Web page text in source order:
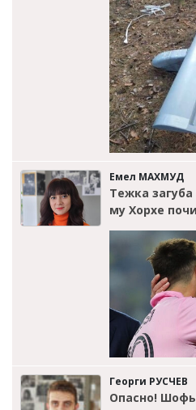
Емел МАХМУД
Тежка
му Хорхе
Георги РУСЧЕВ
Опасно!